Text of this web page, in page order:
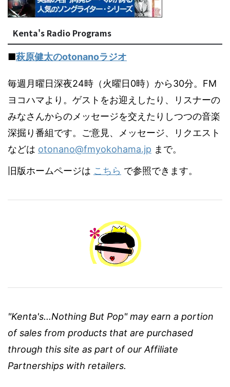
Kenta's Radio Programs
■萩原健太のotonanoラジオ
毎週月曜日深夜24時（火曜日0時）から30分。FM
ヨコハマより。ゲストをお迎えしたり、リスナーの
みなさんからのメッセージを交えたりしつつの音楽
深掘り番組です。ご意見、メッセージ、リクエスト
などは otonano@fmyokohama.jp まで。
旧版ホームページは こちら で参照できます。
"Kenta's...Nothing But Pop" may earn a portion
of sales from products that are purchased
through this site as part of our Affiliate
Partnerships with retailers.